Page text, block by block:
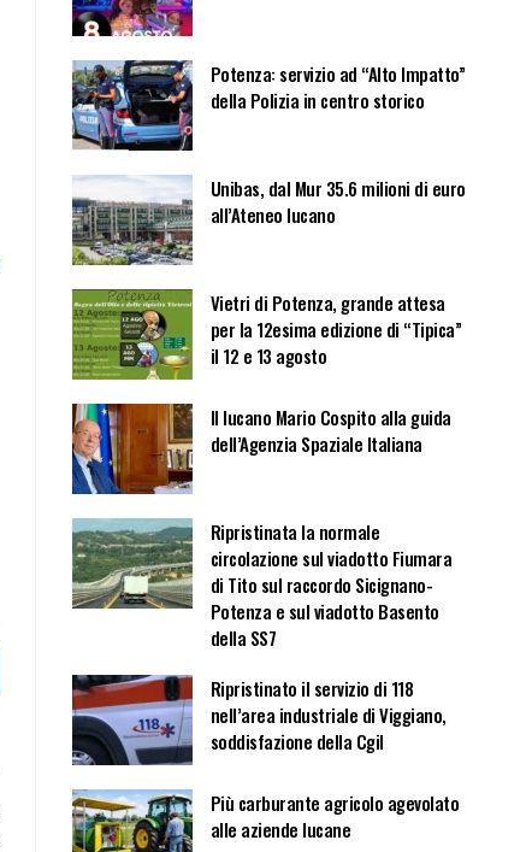
Potenza: servizio ad “Alto Impatto”
della Polizia in centro storico
Unibas, dal Mur 35.6 milioni di euro
all’Ateneo lucano
Vietri di Potenza, grande attesa
per la 12esima edizione di “Tipica”
il 12 e 13 agosto
Il lucano Mario Cospito alla guida
dell’Agenzia Spaziale Italiana
Ripristinata la normale
circolazione sul viadotto Fiumara
di Tito sul raccordo Sicignano-
Potenza e sul viadotto Basento
della SS7
Ripristinato il servizio di 118
nell’area industriale di Viggiano,
soddisfazione della Cgil
Più carburante agricolo agevolato
alle aziende lucane